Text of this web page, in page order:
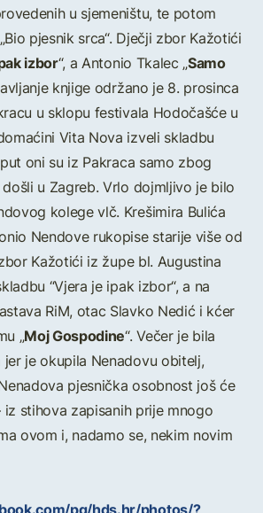
u sjemeništu, te potom
pjesnik srca“. Dječji zbor Kažotići
izbor“, a Antonio Tkalec „Samo
knjige održano je 8. prosinca
u sklopu festivala Hodočašće u
Vita Nova izveli skladbu
oni su iz Pakraca samo zbog
u Zagreb. Vrlo dojmljivo je bilo
kolege vlč. Krešimira Bulića
Nendove rukopise starije više od
Kažotići iz župe bl. Augustina
“Vjera je ipak izbor“, a na
RiM, otac Slavko Nedić i kćer
„Moj Gospodine“. Večer je bila
je okupila Nenadovu obitelj,
pjesnička osobnost još će
stihova zapisanih prije mnogo
ovom i, nadamo se, nekim novim